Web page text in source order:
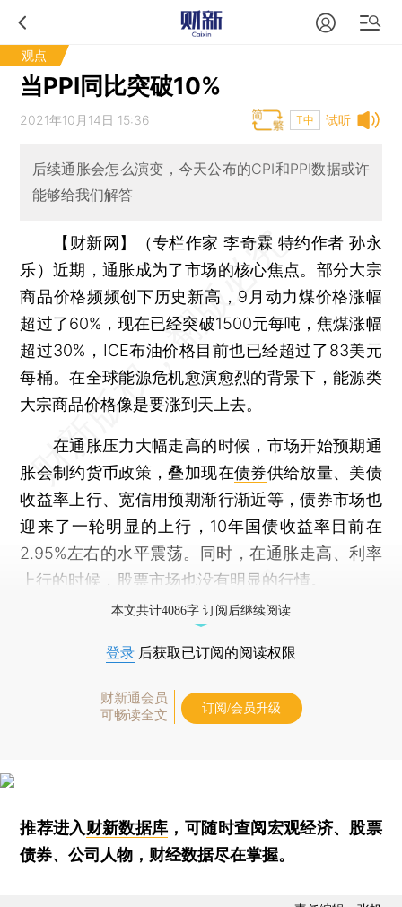
观点
当PPI同比突破10%
试听
2021年10月14日 15:36 T中
后续通胀会怎么演变，今天公布的CPI和PPI数据或许
能够给我们解答
【财新网】（专栏作家 李奇霖 特约作者 孙永
乐）近期，通胀成为了市场的核心焦点。部分大宗
商品价格频频创下历史新高，9月动力煤价格涨幅
超过了60%，现在已经突破1500元每吨，焦煤涨幅
超过30%，ICE布油价格目前也已经超过了83美元
每桶。在全球能源危机愈演愈烈的背景下，能源类
大宗商品价格像是要涨到天上去。
在通胀压力大幅走高的时候，市场开始预期通
胀会制约货币政策，叠加现在债券供给放量、美债
收益率上行、宽信用预期渐行渐近等，债券市场也
迎来了一轮明显的上行，10年国债收益率目前在
2.95%左右的水平震荡。同时，在通胀走高、利率
上行的时候，股票市场也没有明显的行情。
本文共计4086字 订阅后继续阅读
登录 后获取已订阅的阅读权限
财新通会员
可畅读全文
订阅/会员升级
推荐进入财新数据库 ，可随时查阅宏观经济、股票
债券、公司人物，财经数据尽在掌握。